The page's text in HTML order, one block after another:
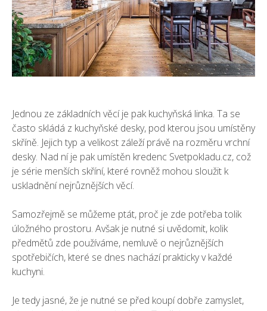
Jednou ze základních věcí je pak kuchyňská linka. Ta se
často skládá z kuchyňské desky, pod kterou jsou umístěny
skříně. Jejich typ a velikost záleží právě na rozměru vrchní
desky. Nad ní je pak umístěn kredenc Svetpokladu.cz, což
je série menších skříní, které rovněž mohou sloužit k
uskladnění nejrůznějších věcí.
Samozřejmě se můžeme ptát, proč je zde potřeba tolik
úložného prostoru. Avšak je nutné si uvědomit, kolik
předmětů zde používáme, nemluvě o nejrůznějších
spotřebičích, které se dnes nachází prakticky v každé
kuchyni.
Je tedy jasné, že je nutné se před koupí dobře zamyslet,